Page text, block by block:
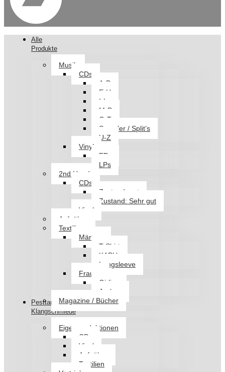
Alle
Produkte
Musik
CDs
A-D
E-H
I-L
M-P
Q-T
Sampler / Split’s
U-Z
Vinyl
EPs
LPs
2nd Hand
CDs
Zustand: gut
Zustand: Sehr gut
Vinyl
Aufnäher
Textilien
Männer
T-Shirt
KAPU
Longsleeve
Frauen
Girlies
Jacken
Magazine / Bücher
Pesttanz
Klangschmiede
Eigenproduktionen
CDs
Vinyl
Aufnäher
Textilien